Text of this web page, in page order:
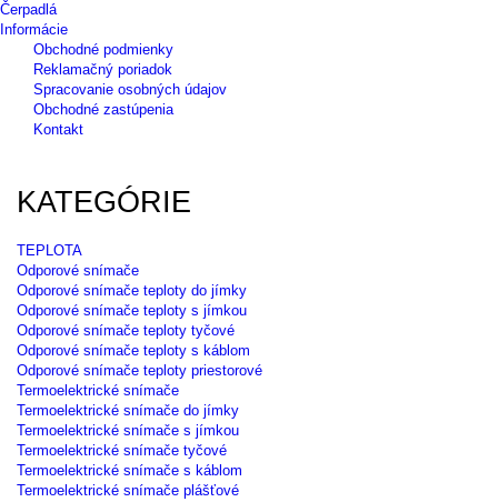
Čerpadlá
Informácie
Obchodné podmienky
Reklamačný poriadok
Spracovanie osobných údajov
Obchodné zastúpenia
Kontakt
KATEGÓRIE
TEPLOTA
Odporové snímače
Odporové snímače teploty do jímky
Odporové snímače teploty s jímkou
Odporové snímače teploty tyčové
Odporové snímače teploty s káblom
Odporové snímače teploty priestorové
Termoelektrické snímače
Termoelektrické snímače do jímky
Termoelektrické snímače s jímkou
Termoelektrické snímače tyčové
Termoelektrické snímače s káblom
Termoelektrické snímače plášťové